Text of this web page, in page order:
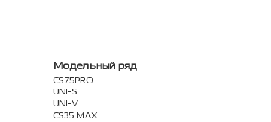
Модельный ряд
CS75PRO
UNI-S
UNI-V
CS35 MAX